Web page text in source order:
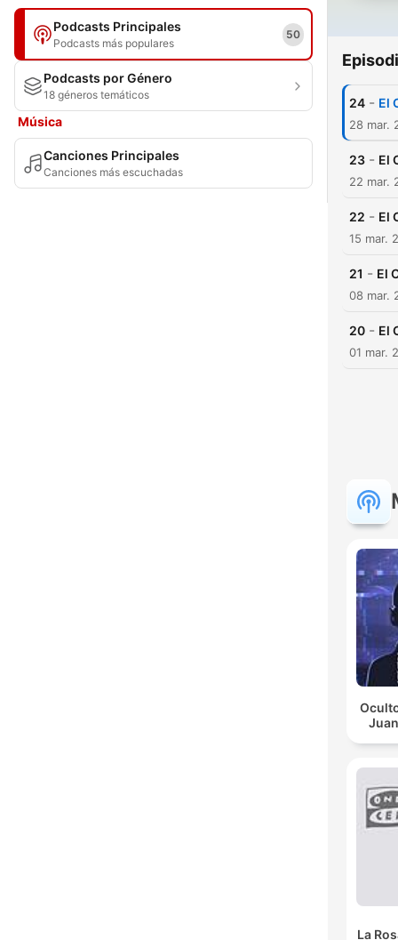
Podcasts Principales
Podcasts más populares
50
Podcasts por Género
18 géneros temáticos
Música
Canciones Principales
Canciones más escuchadas
24 - El
28 mar.
23 - El
22 mar.
22 - El
15 mar.
21 - El
08 mar.
20 - El
01 mar.
La